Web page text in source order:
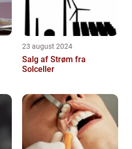
23 august 2024
Salg af Strøm fra
Solceller